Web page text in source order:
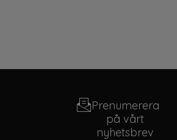
Prenumerera
på vårt
nyhetsbrev